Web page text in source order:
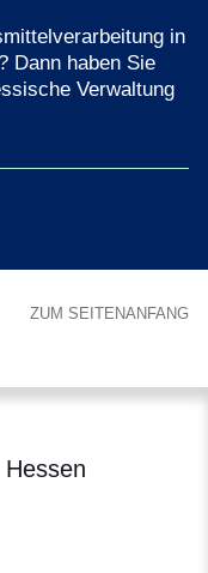
in
Dann haben Sie
Verwaltung
ZUM SEITENANFANG